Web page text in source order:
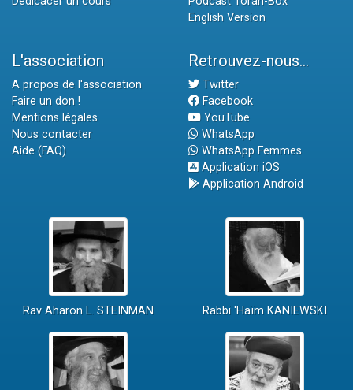
English Version
L'association
A propos de l'association
Faire un don !
Mentions légales
Nous contacter
Aide (FAQ)
Retrouvez-nous...
Twitter
Facebook
YouTube
WhatsApp
WhatsApp Femmes
Application iOS
Application Android
Rav Aharon L. STEINMAN Rabbi 'Haïm KANIEWSKI